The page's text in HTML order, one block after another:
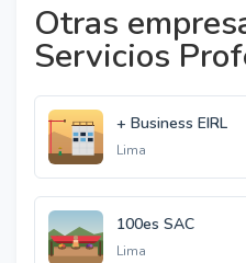
Otras
Servicios
+ Business EIRL
Lima
100es SAC
Lima